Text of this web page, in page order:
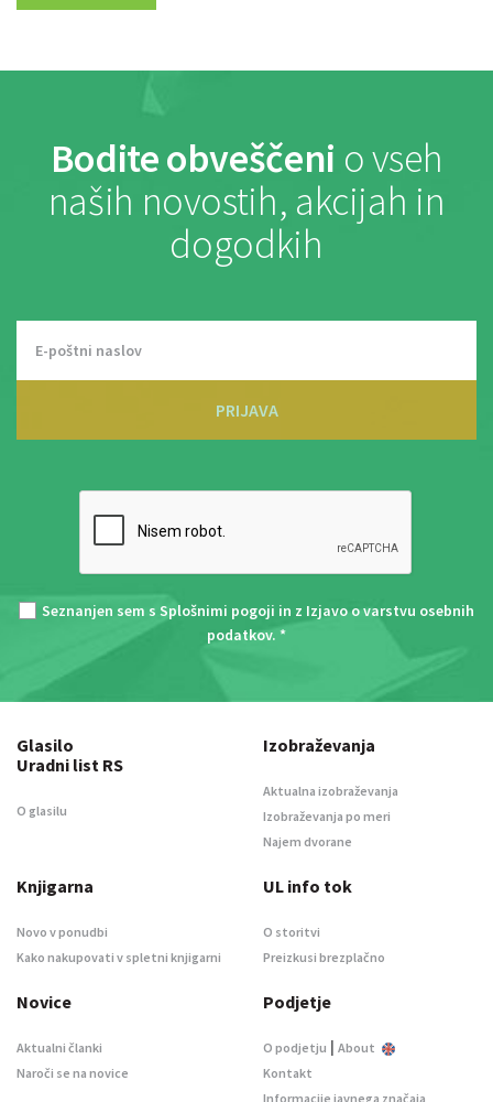
Bodite obveščeni o vseh
naših novostih, akcijah in
dogodkih
PRIJAVA
Seznanjen sem s Splošnimi pogoji in z Izjavo o varstvu osebnih
podatkov. *
Glasilo
Uradni list RS
O glasilu
Izobraževanja
Aktualna izobraževanja
Izobraževanja po meri
Najem dvorane
Knjigarna
Novo v ponudbi
Kako nakupovati v spletni knjigarni
UL info tok
O storitvi
Preizkusi brezplačno
Novice
Aktualni članki
Naroči se na novice
Podjetje
O podjetju | About
Kontakt
Informacije javnega značaja